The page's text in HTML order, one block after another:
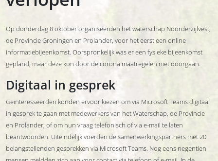
Op donderdag 8 oktober organiseerden het waterschap Noorderzijlvest,
de Provincie Groningen en Prolander, voor het eerst een online
informatiebijeenkomst. Oorspronkelijk was er een fysieke bijeenkomst
gepland, maar deze kon door de corona maatregelen niet doorgaan.
Digitaal in gesprek
Geïnteresseerden konden ervoor kiezen om via Microsoft Teams digitaal
in gesprek te gaan met medewerkers van het Waterschap, de Provincie
en Prolander, of om hun vraag telefonisch of via e-mail te laten
beantwoorden. Uiteindelijk voerden de samenwerkingspartners met 20
belangstellenden gesprekken via Microsoft Teams. Nog eens negentien